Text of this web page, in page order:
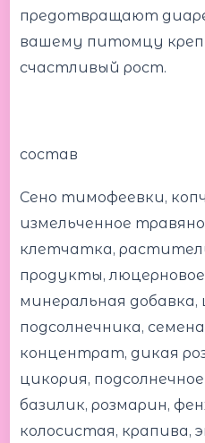
предотвращают
вашему питомцу
счастливый рост.
состав
Сено тимофеевки,
измельченное
клетчатка,
продукты,
минеральная добавка,
подсолнечника,
концентрат, дикая
цикория,
базилик, розмарин,
колосистая, крапива,